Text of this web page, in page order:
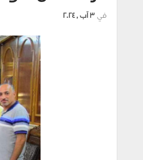
في 3 آب , 2024